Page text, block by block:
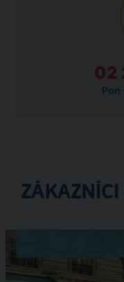
02
Pon
ZÁKAZNÍCI